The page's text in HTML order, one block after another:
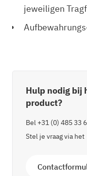
jeweiligen
Hulp nodig bij
product?
Bel +31 (0) 485 33
Stel je vraag via het